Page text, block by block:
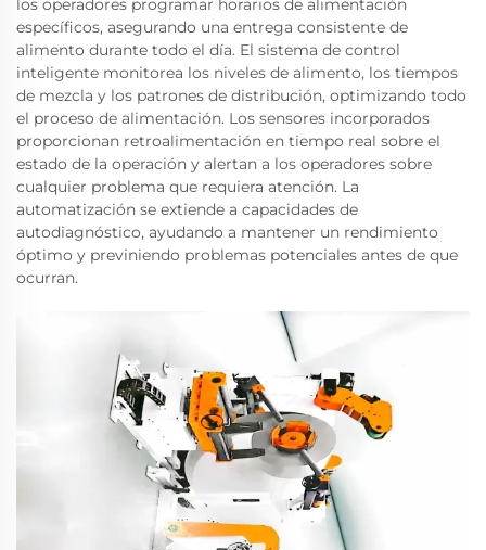
los operadores programar horarios de alimentación
específicos, asegurando una entrega consistente de
alimento durante todo el día. El sistema de control
inteligente monitorea los niveles de alimento, los tiempos
de mezcla y los patrones de distribución, optimizando todo
el proceso de alimentación. Los sensores incorporados
proporcionan retroalimentación en tiempo real sobre el
estado de la operación y alertan a los operadores sobre
cualquier problema que requiera atención. La
automatización se extiende a capacidades de
autodiagnóstico, ayudando a mantener un rendimiento
óptimo y previniendo problemas potenciales antes de que
ocurran.